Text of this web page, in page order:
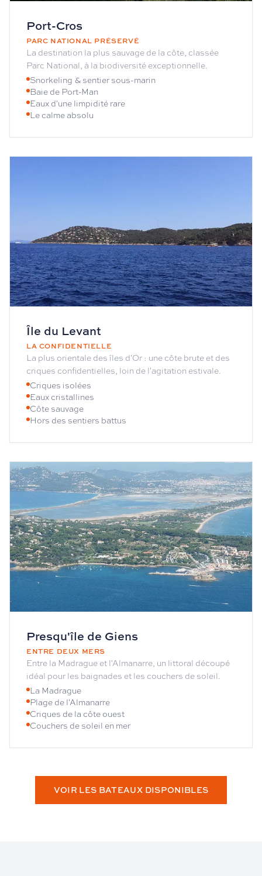
Port-Cros
PARC NATIONAL PRÉSERVÉ
La destination la plus sauvage de la côte, classée
Parc National, à la biodiversité exceptionnelle.
Snorkeling & sentier sous-marin
Baie de Port-Man
Eaux d'une limpidité rare
Le calme absolu
Île du Levant
LA CONFIDENTIELLE
La plus orientale des îles d'Or : une côte brute et des
criques confidentielles, loin de l'agitation estivale.
Criques isolées
Eaux cristallines
Côte sauvage
Hors des sentiers battus
Presqu'île de Giens
ENTRE DEUX MERS
Entre la Madrague et l'Almanarre, un littoral découpé
idéal pour les baignades et les couchers de soleil.
La Madrague
Plage de l'Almanarre
Criques de la côte ouest
Couchers de soleil en mer
VOIR LES BATEAUX DISPONIBLES